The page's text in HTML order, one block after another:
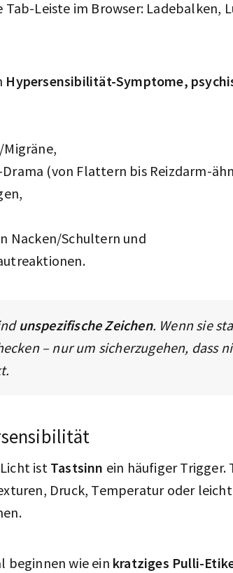
Leiste im Browser: Ladebalken,
Hypersensibilität-Symptome,
(von Flattern bis Reizdarm-
Nacken/Schultern und
unspezifische Zeichen. Wenn sie
– nur um sicherzugehen, dass
ist Tastsinn ein häufiger
Druck, Temperatur oder
beginnen wie ein kratziges Pulli-